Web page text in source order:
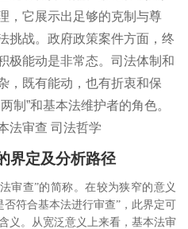
，它展示出足够的克制与尊
挑战。政府政策案件方面，终
极能动是非常态。司法体制和
，既有能动，也有折衷和保
制”和基本法维护者的角色。
法审查 司法哲学
界定及分析路径
审查”的简称。在较为狭窄的意义
符合基本法进行审查”，此界定可
义。从宽泛意义上来看，基本法审